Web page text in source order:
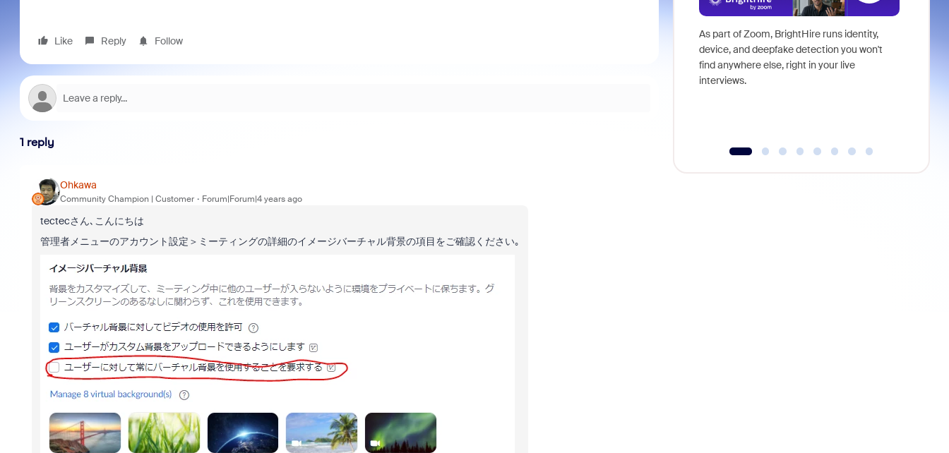
Like Reply Follow
1 reply
Ohkawa
Community Champion | Customer Forum|Forum|4 years ago
tectecさん､こんにちは
管理者メニューのアカウント設定＞ミーティングの詳細のイメージバーチャル背景の項目をご確認ください｡
As part of Zoom, BrightHire runs identity,
device, and deepfake detection you won't
find anywhere else, right in your live
interviews.